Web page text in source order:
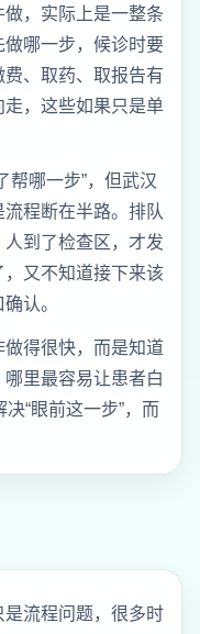
，实际上是一整条
哪一步，候诊时要
、取药、取报告有
，这些如果只是单
帮哪一步”，但武汉
程断在半路。排队
到了检查区，才发
又不知道接下来该
认。
得很快，而是知道
里最容易让患者白
“眼前这一步”，而
流程问题，很多时